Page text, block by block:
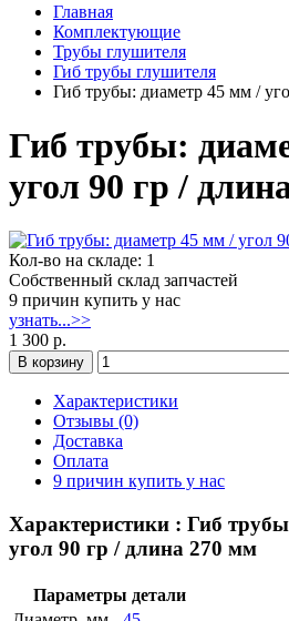
Главная
Комплектующие
Трубы глушителя
Гиб трубы глушителя
Гиб трубы: диаметр 45 мм /
Гиб трубы:
угол 90 гр /
Кол-во на складе: 1
Собственный склад запчастей
9 причин купить у нас
узнать...>>
1 300 р.
В корзину
Характеристики
Отзывы (0)
Доставка
Оплата
9 причин купить у нас
Характеристики : Гиб
угол 90 гр / длина 270 мм
Параметры детали